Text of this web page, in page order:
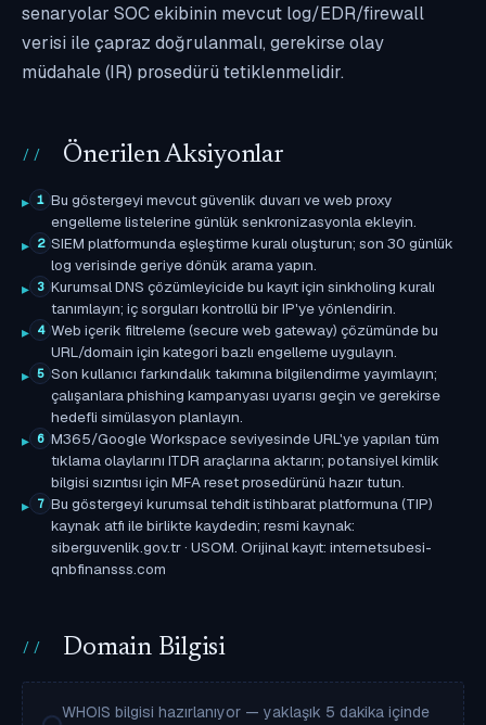
senaryolar SOC ekibinin mevcut log/EDR/firewall
verisi ile çapraz doğrulanmalı, gerekirse olay
müdahale (IR) prosedürü tetiklenmelidir.
Önerilen Aksiyonlar
1 Bu göstergeyi mevcut güvenlik duvarı ve web proxy
engelleme listelerine günlük senkronizasyonla ekleyin.
2 SIEM platformunda eşleştirme kuralı oluşturun; son 30 günlük
log verisinde geriye dönük arama yapın.
3 Kurumsal DNS çözümleyicide bu kayıt için sinkholing kuralı
tanımlayın; iç sorguları kontrollü bir IP'ye yönlendirin.
4 Web içerik filtreleme (secure web gateway) çözümünde bu
URL/domain için kategori bazlı engelleme uygulayın.
5 Son kullanıcı farkındalık takımına bilgilendirme yayımlayın;
çalışanlara phishing kampanyası uyarısı geçin ve gerekirse
hedefli simülasyon planlayın.
6 M365/Google Workspace seviyesinde URL'ye yapılan tüm
tıklama olaylarını ITDR araçlarına aktarın; potansiyel kimlik
bilgisi sızıntısı için MFA reset prosedürünü hazır tutun.
7 Bu göstergeyi kurumsal tehdit istihbarat platformuna (TIP)
kaynak atfı ile birlikte kaydedin; resmi kaynak:
siberguvenlik.gov.tr · USOM. Orijinal kayıt: internetsubesi-
qnbfinansss.com
Domain Bilgisi
WHOIS bilgisi hazırlanıyor — yaklaşık 5 dakika içinde